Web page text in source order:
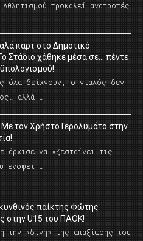
Αθλητισμού προκαλεί ανατροπές
καρτ στο Δημοτικό
Στάδιο χάθηκε μέσα σε… πέντε
όλα δείχνουν, ο γιαλός δεν
αλλά …
τον Χρήστο Γερολυμάτο στην
άρχισε να «ζεσταίνει τις
ενόψει …
παίκτης Φώτης
στην U15 του ΠΑΟΚ!
την «δίνη» της απαξίωσης του